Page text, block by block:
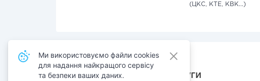
(ЦКС, КТЕ, КВК...)
Також сплачують послуги
Ми використовуємо файли cookies
для надання найкращого сервісу
та безпеки ваших даних.